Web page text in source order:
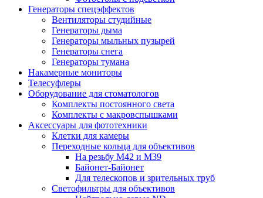
Генераторы спецэффектов
Вентиляторы студийные
Генераторы дыма
Генераторы мыльных пузырей
Генераторы снега
Генераторы тумана
Накамерные мониторы
Телесуфлеры
Оборудование для стоматологов
Комплекты постоянного света
Комплекты с макровспышками
Аксессуары для фототехники
Клетки для камеры
Переходные кольца для объективов
На резьбу М42 и М39
Байонет-Байонет
Для телескопов и зрительных труб
Светофильтры для объективов